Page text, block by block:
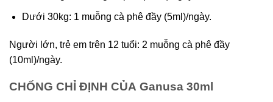
Dưới 30kg: 1 muỗng cà phê đầy (5ml)/ngày.
Người lớn, trẻ em trên 12 tuổi: 2 muỗng cà phê đầy
(10ml)/ngày.
CHỐNG CHỈ ĐỊNH CỦA Ganusa 30ml